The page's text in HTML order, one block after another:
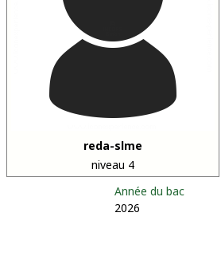
reda-slme
niveau 4
Année du bac
2026